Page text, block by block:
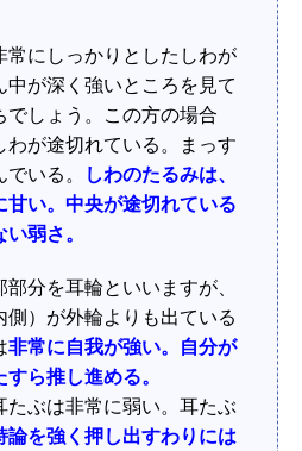
常にしっかりとしたしわが
中が深く強いところを見て
でしょう。この方の場合
わが途切れている。まっす
いる。
しわのたるみは、
甘い。中央が途切れている
弱さ。
分を耳輪といいますが、
側）が外輪よりも出ている
非常に自我が強い。自分が
ら推し進める。
たぶは非常に弱い。耳たぶ
論を強く押し出すわりには